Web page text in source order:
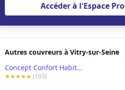
Accéder à l'Espace Pro
Autres couvreurs à Vitry-sur-Seine
Concept Confort Habitat : Couvreur 94
★★★★★(103)